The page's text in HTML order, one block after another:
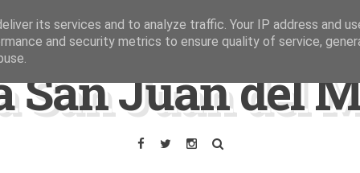
San Juan del
its services and to analyze traffic. Your IP address and
and security metrics to ensure quality of service,